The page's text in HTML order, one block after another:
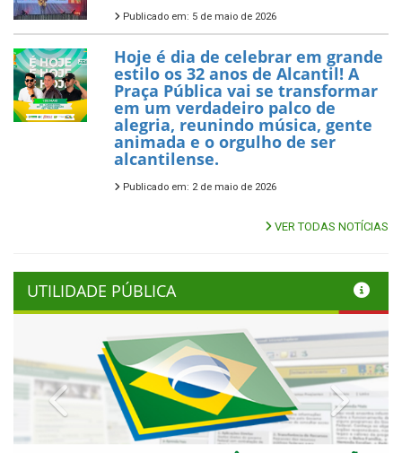
Publicado em: 5 de maio de 2026
Hoje é dia de celebrar em grande
estilo os 32 anos de Alcantil! A
Praça Pública vai se transformar
em um verdadeiro palco de
alegria, reunindo música, gente
animada e o orgulho de ser
alcantilense.
Publicado em: 2 de maio de 2026
VER TODAS NOTÍCIAS
UTILIDADE PÚBLICA
Previous Next